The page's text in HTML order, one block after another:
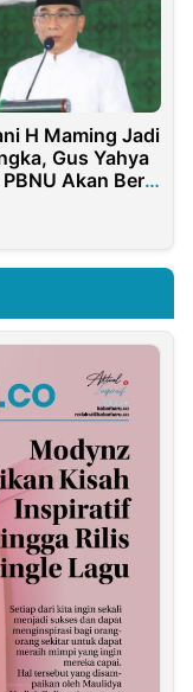
H Maming Jadi
Gus Yahya
Akan Beri